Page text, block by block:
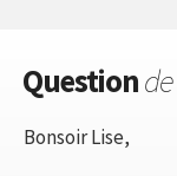
Question
Bonsoir Lise,